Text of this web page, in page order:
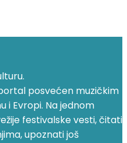
posvećen muzičkim
i Evropi. Na jednom
festivalske vesti, čitati
upoznati još